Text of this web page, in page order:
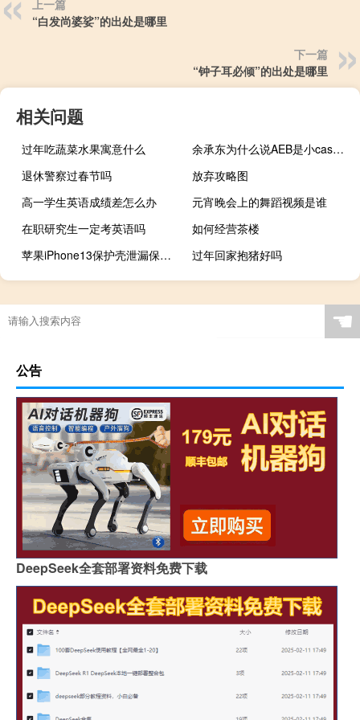
上一篇
“白发尚婆娑”的出处是哪里
下一篇
“钟子耳必倾”的出处是哪里
相关问题
过年吃蔬菜水果寓意什么
余承东为什么说AEB是小case 因为华为GOD
退休警察过春节吗
放弃攻略图
高一学生英语成绩差怎么办
元宵晚会上的舞蹈视频是谁
在职研究生一定考英语吗
如何经营茶楼
苹果iPhone13保护壳泄漏保护壳不适合当前的12系列型号
过年回家抱猪好吗
☚
公告
DeepSeek全套部署资料免费下载